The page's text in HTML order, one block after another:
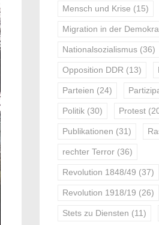
Mensch und Krise (15)
Migration in der
Nationalsozialismus (36)
Opposition DDR (13)
Parteien (24)
Politik (30) Protest
Publikationen (31)
rechter Terror (36)
Revolution 1848/49 (37)
Revolution 1918/19 (26)
Stets zu Diensten (11)